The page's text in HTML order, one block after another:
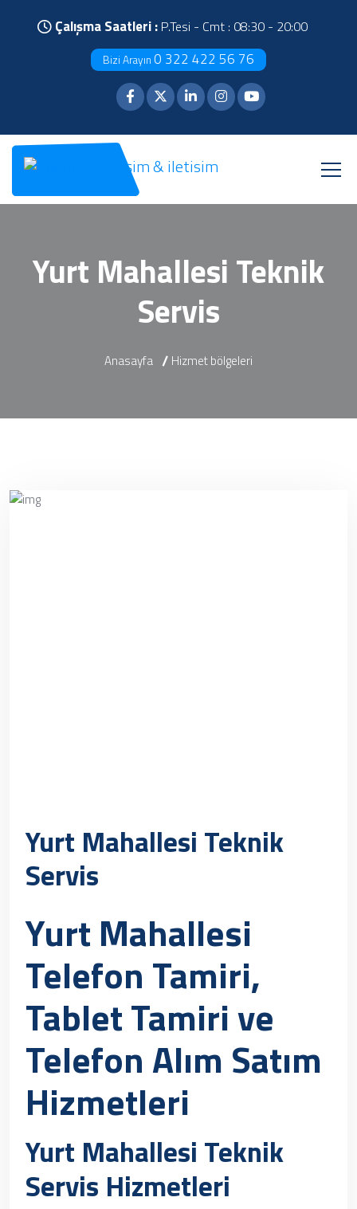
Çalışma Saatleri : P.Tesi - Cmt : 08:30 - 20:00
Bizi Arayın 0 322 422 56 76
Yurt Mahallesi Teknik
Servis
Anasayfa Hizmet bölgeleri
Yurt Mahallesi Teknik
Servis
Yurt Mahallesi
Telefon Tamiri,
Tablet Tamiri ve
Telefon Alım Satım
Hizmetleri
Yurt Mahallesi Teknik
Servis Hizmetleri